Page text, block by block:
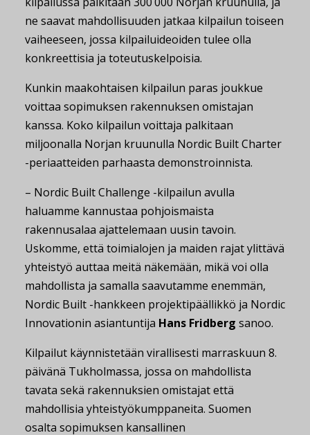
ne saavat mahdollisuuden jatkaa kilpailun toiseen
vaiheeseen, jossa kilpailuideoiden tulee olla
konkreettisia ja toteutuskelpoisia.
Kunkin maakohtaisen kilpailun paras joukkue
voittaa sopimuksen rakennuksen omistajan
kanssa. Koko kilpailun voittaja palkitaan
miljoonalla Norjan kruunulla Nordic Built Charter
-periaatteiden parhaasta demonstroinnista.
– Nordic Built Challenge -kilpailun avulla
haluamme kannustaa pohjoismaista
rakennusalaa ajattelemaan uusin tavoin.
Uskomme, että toimialojen ja maiden rajat ylittävä
yhteistyö auttaa meitä näkemään, mikä voi olla
mahdollista ja samalla saavutamme enemmän,
Nordic Built -hankkeen projektipäällikkö ja Nordic
Innovationin asiantuntija Hans Fridberg sanoo.
Kilpailut käynnistetään virallisesti marraskuun 8.
päivänä Tukholmassa, jossa on mahdollista
tavata sekä rakennuksien omistajat että
mahdollisia yhteistyökumppaneita. Suomen
osalta sopimuksen kansallinen